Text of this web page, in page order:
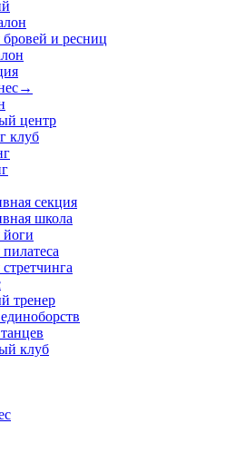
и ресниц
→
центр
клуб
секция
школа
йоги
тренер
клуб